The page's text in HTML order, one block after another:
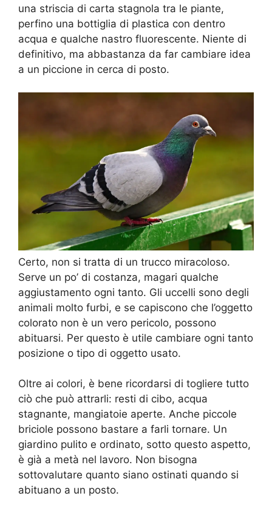
una striscia di carta stagnola tra le piante,
perfino una bottiglia di plastica con dentro
acqua e qualche nastro fluorescente. Niente di
definitivo, ma abbastanza da far cambiare idea
a un piccione in cerca di posto.
Certo, non si tratta di un trucco miracoloso.
Serve un po’ di costanza, magari qualche
aggiustamento ogni tanto. Gli uccelli sono degli
animali molto furbi, e se capiscono che l’oggetto
colorato non è un vero pericolo, possono
abituarsi. Per questo è utile cambiare ogni tanto
posizione o tipo di oggetto usato.
Oltre ai colori, è bene ricordarsi di togliere tutto
ciò che può attrarli: resti di cibo, acqua
stagnante, mangiatoie aperte. Anche piccole
briciole possono bastare a farli tornare. Un
giardino pulito e ordinato, sotto questo aspetto,
è già a metà nel lavoro. Non bisogna
sottovalutare quanto siano ostinati quando si
abituano a un posto.